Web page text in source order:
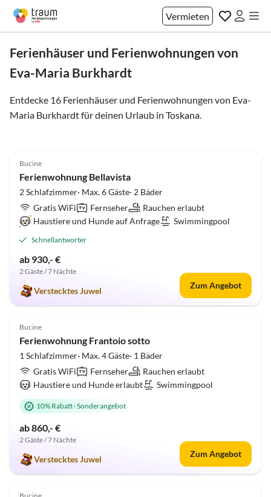
Vermieten
Ferienhäuser und Ferienwohnungen von
Eva-Maria Burkhardt
Entdecke 16 Ferienhäuser und Ferienwohnungen von Eva-
Maria Burkhardt für deinen Urlaub in Toskana.
Bucine
Ferienwohnung Bellavista
2 Schlafzimmer· Max. 6 Gäste· 2 Bäder
Gratis WiFi
Fernseher
Rauchen erlaubt
Haustiere und Hunde auf Anfrage
Swimmingpool
Schnellantworter
ab 930,- €
2 Gäste / 7 Nächte
Verstecktes Juwel
Zum Angebot
5.0 (1)
Bucine
Ferienwohnung Frantoio sotto
1 Schlafzimmer· Max. 4 Gäste· 1 Bäder
Gratis WiFi
Fernseher
Rauchen erlaubt
Haustiere und Hunde erlaubt
Swimmingpool
10% Rabatt·Sonderangebot
ab 860,- €
2 Gäste / 7 Nächte
Verstecktes Juwel
Zum Angebot
Top-Inserat
4.3 (1)